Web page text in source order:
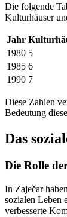
Die folgende
Kulturhäuser
Jahr
1980 5
1985 6
1990 7
Diese Zahlen
Bedeutung
Das
Die Rolle
In Zaječar
sozialen Leben
verbesserte